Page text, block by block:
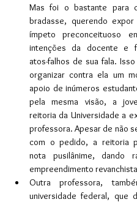
Mas foi o bastante para
bradasse, querendo
ímpeto preconceituoso
intenções da docente e
atos-falhos de sua fala.
organizar contra ela um
apoio de inúmeros
pela mesma visão, a
reitoria da Universidade a
professora. Apesar de não
com o pedido, a reitoria
nota pusilânime, dando
empreendimento
Outra professora,
universidade federal, que